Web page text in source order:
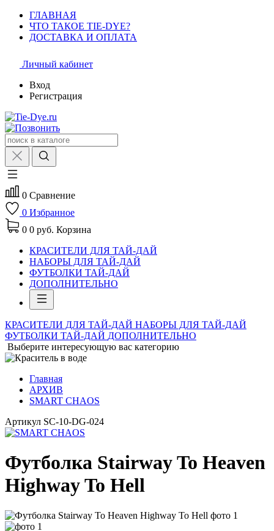
ГЛАВНАЯ
ЧТО ТАКОЕ TIE-DYE?
ДОСТАВКА И ОПЛАТА
Личный кабинет
Вход
Регистрация
0 Сравнение
0 Избранное
0 0 руб. Корзина
КРАСИТЕЛИ ДЛЯ ТАЙ-ДАЙ
НАБОРЫ ДЛЯ ТАЙ-ДАЙ
ФУТБОЛКИ ТАЙ-ДАЙ
ДОПОЛНИТЕЛЬНО
КРАСИТЕЛИ ДЛЯ ТАЙ-ДАЙ НАБОРЫ ДЛЯ ТАЙ-ДАЙ
ФУТБОЛКИ ТАЙ-ДАЙ ДОПОЛНИТЕЛЬНО
Выберите интересующую вас категорию
Главная
АРХИВ
SMART CHAOS
Артикул SC-10-DG-024
Футболка Stairway To Heaven
Highway To Hell